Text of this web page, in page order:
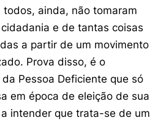
todos, ainda, não tomaram
e de tantas coisas
a partir de um movimento
Prova disso, é o
Pessoa Deficiente que só
em época de eleição de sua
intender que trata-se de um